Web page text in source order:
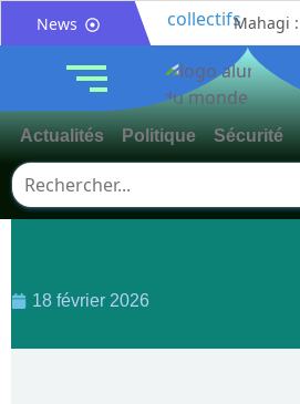
News
Actualités Politique Sécurité
18 février 2026